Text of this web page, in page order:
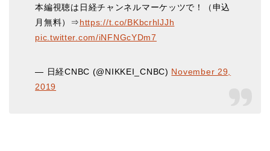
本編視聴は日経チャンネルマーケッツで！（申込
月無料）⇒https://t.co/BKbcrhlJJh
pic.twitter.com/iNFNGcYDm7
— 日経CNBC (@NIKKEI_CNBC) November 29,
2019